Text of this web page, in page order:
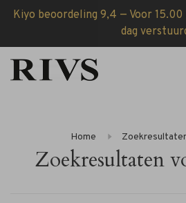
Kiyo beoordeling 9,4 — Voor
dag
Home
Zoekresultaten